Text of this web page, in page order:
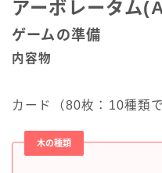
アーボレータム
ゲームの準備
内容物
カード（80枚：10種類
木の種類